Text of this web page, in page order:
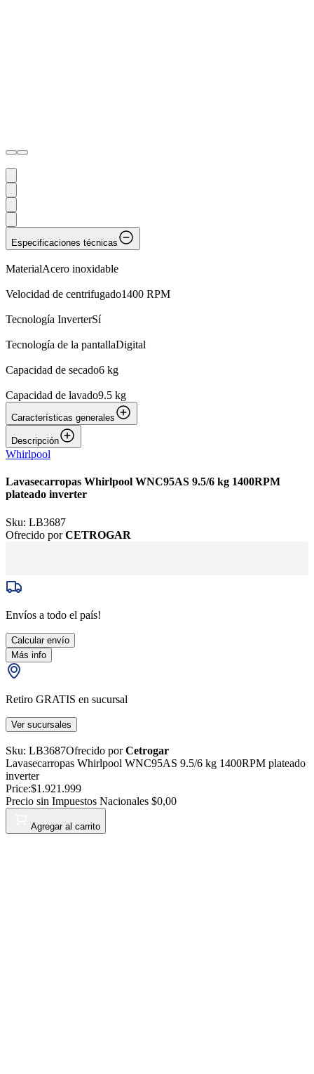
Especificaciones técnicas
MaterialAcero inoxidable
Velocidad de centrifugado1400 RPM
Tecnología InverterSí
Tecnología de la pantallaDigital
Capacidad de secado6 kg
Capacidad de lavado9.5 kg
Características generales
Descripción
Whirlpool
Lavasecarropas Whirlpool WNC95AS 9.5/6 kg 1400RPM
plateado inverter
Sku: LB3687
Ofrecido porCETROGAR
Envíos a todo el país!
Calcular envío
Más info
Retiro GRATIS en sucursal
Ver sucursales
Sku: LB3687Ofrecido porCetrogar
Lavasecarropas Whirlpool WNC95AS 9.5/6 kg 1400RPM plateado
inverter
Price:$1.921.999
Precio sin Impuestos Nacionales $0,00
Agregar al carrito